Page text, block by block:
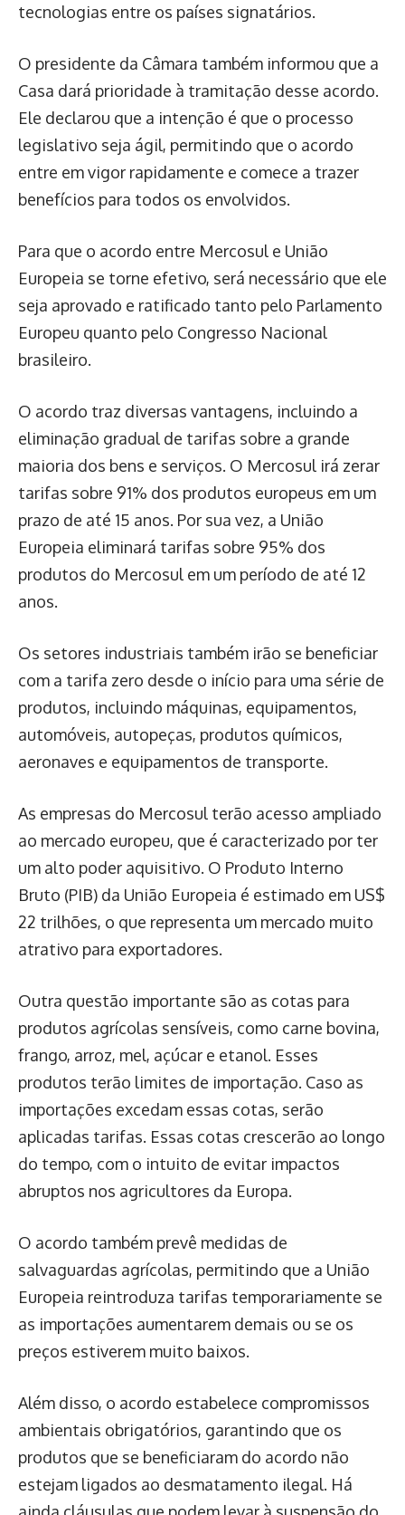
tecnologias entre os países signatários.
O presidente da Câmara também informou que a
Casa dará prioridade à tramitação desse acordo.
Ele declarou que a intenção é que o processo
legislativo seja ágil, permitindo que o acordo
entre em vigor rapidamente e comece a trazer
benefícios para todos os envolvidos.
Para que o acordo entre Mercosul e União
Europeia se torne efetivo, será necessário que ele
seja aprovado e ratificado tanto pelo Parlamento
Europeu quanto pelo Congresso Nacional
brasileiro.
O acordo traz diversas vantagens, incluindo a
eliminação gradual de tarifas sobre a grande
maioria dos bens e serviços. O Mercosul irá zerar
tarifas sobre 91% dos produtos europeus em um
prazo de até 15 anos. Por sua vez, a União
Europeia eliminará tarifas sobre 95% dos
produtos do Mercosul em um período de até 12
anos.
Os setores industriais também irão se beneficiar
com a tarifa zero desde o início para uma série de
produtos, incluindo máquinas, equipamentos,
automóveis, autopeças, produtos químicos,
aeronaves e equipamentos de transporte.
As empresas do Mercosul terão acesso ampliado
ao mercado europeu, que é caracterizado por ter
um alto poder aquisitivo. O Produto Interno
Bruto (PIB) da União Europeia é estimado em US$
22 trilhões, o que representa um mercado muito
atrativo para exportadores.
Outra questão importante são as cotas para
produtos agrícolas sensíveis, como carne bovina,
frango, arroz, mel, açúcar e etanol. Esses
produtos terão limites de importação. Caso as
importações excedam essas cotas, serão
aplicadas tarifas. Essas cotas crescerão ao longo
do tempo, com o intuito de evitar impactos
abruptos nos agricultores da Europa.
O acordo também prevê medidas de
salvaguardas agrícolas, permitindo que a União
Europeia reintroduza tarifas temporariamente se
as importações aumentarem demais ou se os
preços estiverem muito baixos.
Além disso, o acordo estabelece compromissos
ambientais obrigatórios, garantindo que os
produtos que se beneficiaram do acordo não
estejam ligados ao desmatamento ilegal. Há